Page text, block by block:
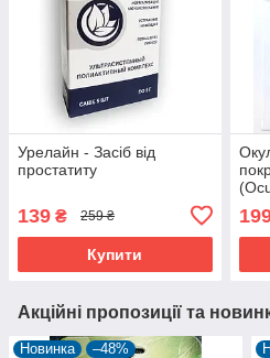
Урелайн - Засіб від
простатиту
139 ₴ 259 ₴
Купити
Акційні пропозиції та
Новинка –48%